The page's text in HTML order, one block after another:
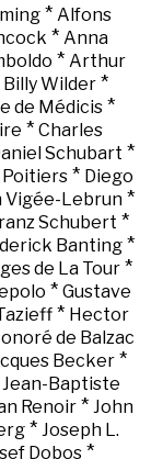
* Alfons
* Anna
* Arthur
Billy Wilder *
de Médicis*
* Charles
Schubart *
Poitiers * Diego
Vigée-Lebrun*
Schubert *
Banting *
de La Tour *
* Gustave
* Hector
de Balzac
Becker *
Jean-Baptiste
Renoir* John
* Joseph L.
Dobos *